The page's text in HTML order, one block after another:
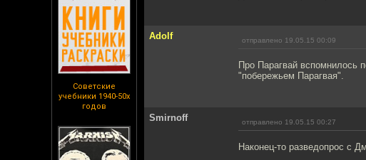
Советские
учебники 1940-50х
годов
Adolf отправлено 19.05.15 00:09
Про Парагвай вспомнилось
"побережьем Парагвая".
Smirnoff отправлено 19.05.15 00:27
Наконец-то разведопрос с